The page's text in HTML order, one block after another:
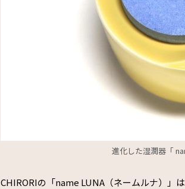
進化した湿潤器「
CHIRORIの「name LUNA（ネームルナ）」